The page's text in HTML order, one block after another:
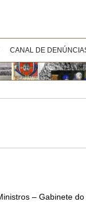
CANAL DE
– Gabinete do